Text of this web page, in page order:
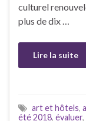
culturel
plus de dix …
Lire la suite
art et hôtels,
été 2018, évaluer,